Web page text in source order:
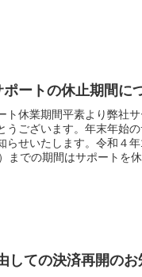
ートの休止期間に
ト休業期間平素より弊社
うございます。年末年始の
らせいたします。令和４
までの期間はサポートを
しての決済再開のお